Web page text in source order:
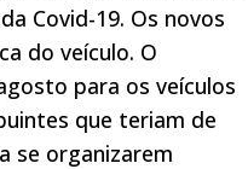
Covid-19. Os novos
do veículo. O
para os veículos
que teriam de
se organizarem